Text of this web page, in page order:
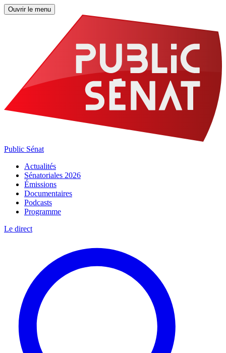
Ouvrir le menu
Public Sénat
Actualités
Sénatoriales 2026
Émissions
Documentaires
Podcasts
Programme
Le direct